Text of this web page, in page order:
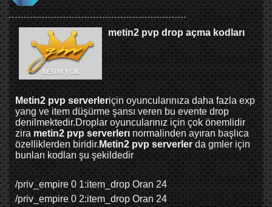
metin2 pvp drop açma kodları
Metin2 pvp serverleriçin oyuncularınıza daha fazla exp
yang ve item düşürme şansı veren bu evente drop
denilmektedir.Droplar oyuncularınız için çok önemlidir
zirametin2 pvp serverlerınormalinden ayıran başlıca
özelliklerden biridir.Metin2 pvp serverlerda gmler için
bunları kodları şu şekildedir
/priv_empire 0 1:item_drop Oran 24
/priv_empire 0 2:item_drop Oran 24